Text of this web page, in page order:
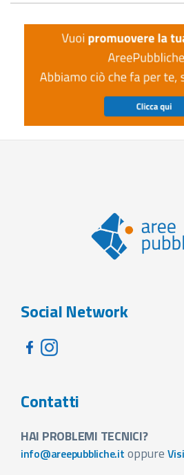
Social Network
Contatti
HAI PROBLEMI TECNICI?
info@areepubbliche.it oppure